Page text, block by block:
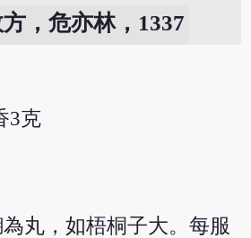
，危亦林，1337
3克
為丸，如梧桐子大。每服